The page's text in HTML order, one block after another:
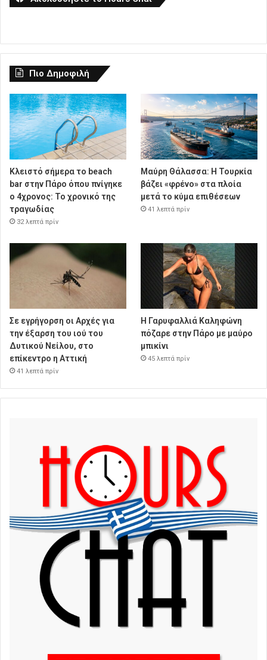
Πιο Δημοφιλή
Κλειστό σήμερα το beach
bar στην Πάρο όπου πνίγηκε
ο 4χρονος: Το χρονικό της
τραγωδίας
32 λεπτά πρίν
Μαύρη Θάλασσα: Η Τουρκία
βάζει «φρένο» στα πλοία
μετά το κύμα επιθέσεων
41 λεπτά πρίν
Σε εγρήγορση οι Αρχές για
την έξαρση του ιού του
Δυτικού Νείλου, στο
επίκεντρο η Αττική
41 λεπτά πρίν
Η Γαρυφαλλιά Καληφώνη
πόζαρε στην Πάρο με μαύρο
μπικίνι
45 λεπτά πρίν